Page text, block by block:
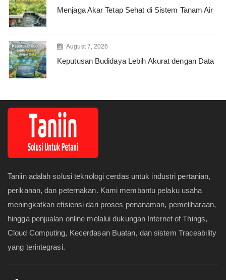
Menjaga Akar Tetap Sehat di Sistem Tanam Air
August 7, 2026
Keputusan Budidaya Lebih Akurat dengan Data
Taniin adalah solusi teknologi cerdas untuk industri pertanian,
perikanan, dan peternakan. Kami membantu pelaku usaha
meningkatkan efisiensi dari proses penanaman, pemeliharaan,
hingga penjualan online melalui dukungan Internet of Things,
Cloud Computing, Kecerdasan Buatan, dan sistem Traceability
yang terintegrasi.